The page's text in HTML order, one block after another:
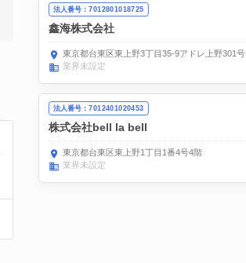
法人番号：7012801018725
鑫海株式会社
東京都台東区東上野3丁目35-9アドレ上野301号
業界未設定
法人番号：7012401020453
株式会社bell la bell
東京都台東区東上野1丁目1番4号4階
業界未設定